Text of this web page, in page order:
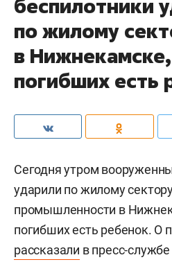
беспилотники
по жилому
в
погибших есть
Сегодня утром
ударили по жилому
промышленности в
погибших есть ребенок. О
рассказали в пресс-